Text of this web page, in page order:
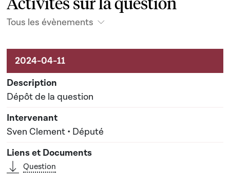
Tous les évènements
Activités liées au dossier
Dépôt de la question
Sven Clement • Député
Question